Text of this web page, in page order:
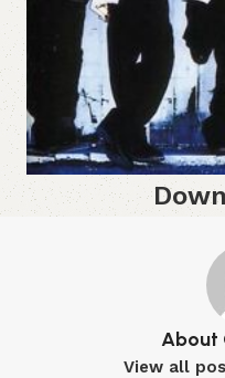
About
View all